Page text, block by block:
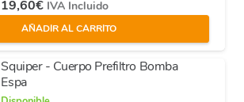
19,60€ IVA Incluido
AÑADIR AL CARRITO
Squiper - Cuerpo Prefiltro Bomba
Espa